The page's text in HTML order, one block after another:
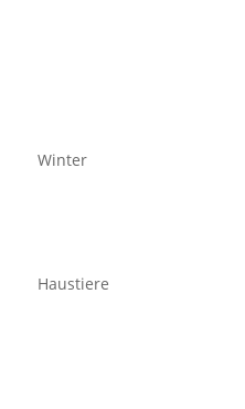
Winter
Haustiere